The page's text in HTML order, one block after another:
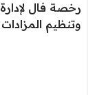
رخصة فال لإدارة
وتنظيم المزادات